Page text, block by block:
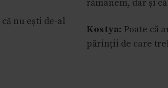
nu ești de-al
rămânem, dar și
Kostya: Poate că
părinții de care